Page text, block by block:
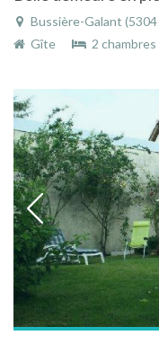
Bussière-Galant (5304 km),
Gîte
2 chambres